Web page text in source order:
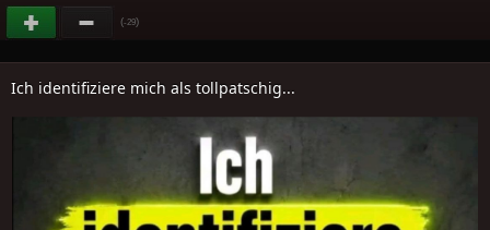
(-29)
Ich identifiziere mich als tollpatschig...